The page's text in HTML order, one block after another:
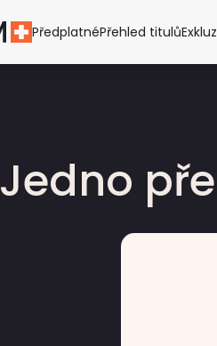
PředplatnéPřehled titulů
Jedno